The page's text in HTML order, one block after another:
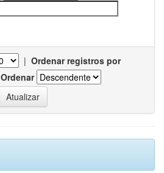
| Ordenar registros por
Ordenar